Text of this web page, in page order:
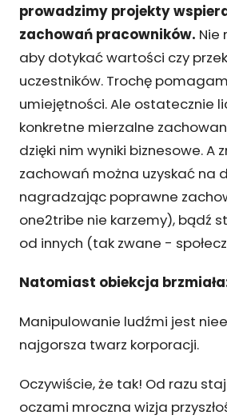
prowadzimy projekty
zachowań pracowników. Nie
aby dotykać wartości czy
uczestników. Trochę
umiejętności. Ale ostatecznie
konkretne mierzalne
dzięki nim wyniki biznesowe. A
zachowań można uzyskać na
nagradzając poprawne
one2tribe nie karzemy), bądź
od innych (tak zwane -
Natomiast obiekcja
Manipulowanie ludźmi jest
najgorsza twarz korporacji.
Oczywiście, że tak! Od razu
oczami mroczna wizja